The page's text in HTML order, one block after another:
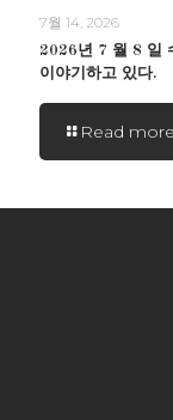
7월 14, 2026
2026년 7 월 8 일
이야기하고 있다.
Read more